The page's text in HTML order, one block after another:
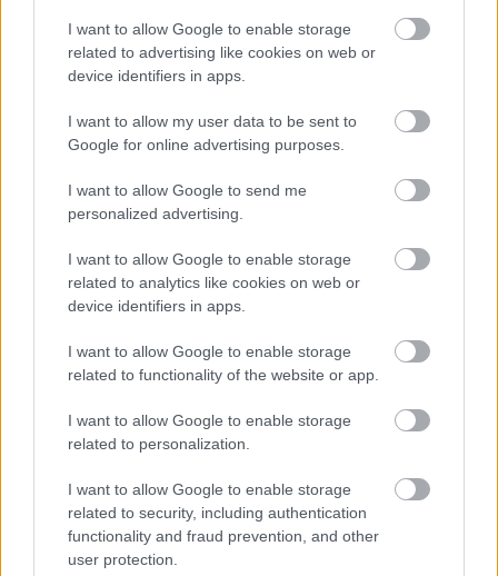
I want to allow Google to enable storage
related to advertising like cookies on web or
device identifiers in apps.
I want to allow my user data to be sent to
Google for online advertising purposes.
I want to allow Google to send me
personalized advertising.
I want to allow Google to enable storage
related to analytics like cookies on web or
device identifiers in apps.
I want to allow Google to enable storage
related to functionality of the website or app.
I want to allow Google to enable storage
related to personalization.
I want to allow Google to enable storage
related to security, including authentication
functionality and fraud prevention, and other
user protection.
Meccs Center
Manchester United
Felkészülési szezon 4. mérkőzés
Nya Ullevi, Göteborg
2026-08-08 17:00
1 nap 11 óra 57 perc 17 másodperc
Leeds UnitedvsManchester United